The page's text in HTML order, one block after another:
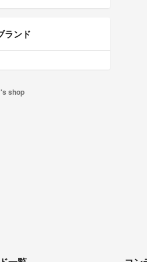
ランド
shop